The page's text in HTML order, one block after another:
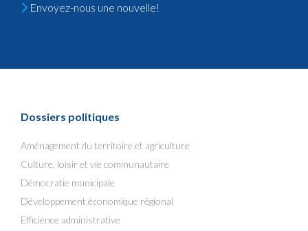
Envoyez-nous une nouvelle!
Dossiers politiques
Aménagement du territoire et agriculture
Culture, loisir et vie communautaire
Démocratie municipale
Développement économique régional
Efficience administrative